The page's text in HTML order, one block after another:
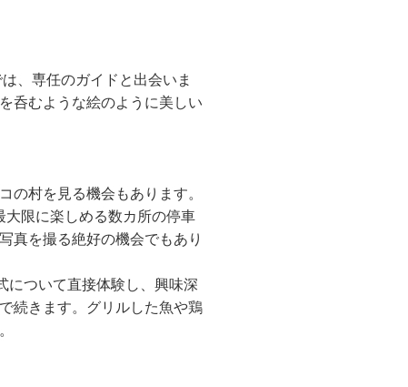
、専任のガイドと出会いま
呑むような絵のように美しい
村を見る機会もあります。
限に楽しめる数カ所の停車
真を撮る絶好の機会でもあり
について直接体験し、興味深
続きます。グリルした魚や鶏